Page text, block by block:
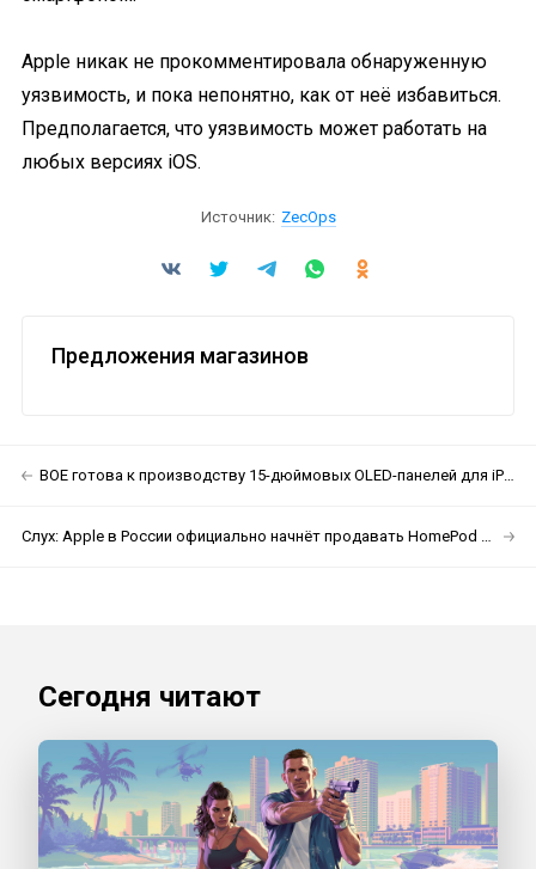
Apple никак не прокомментировала обнаруженную
уязвимость, и пока непонятно, как от неё избавиться.
Предполагается, что уязвимость может работать на
любых версиях iOS.
Источник: ZecOps
Предложения магазинов
BOE готова к производству 15-дюймовых OLED-панелей для iPad
Слух: Apple в России официально начнёт продавать HomePod mini
Сегодня читают